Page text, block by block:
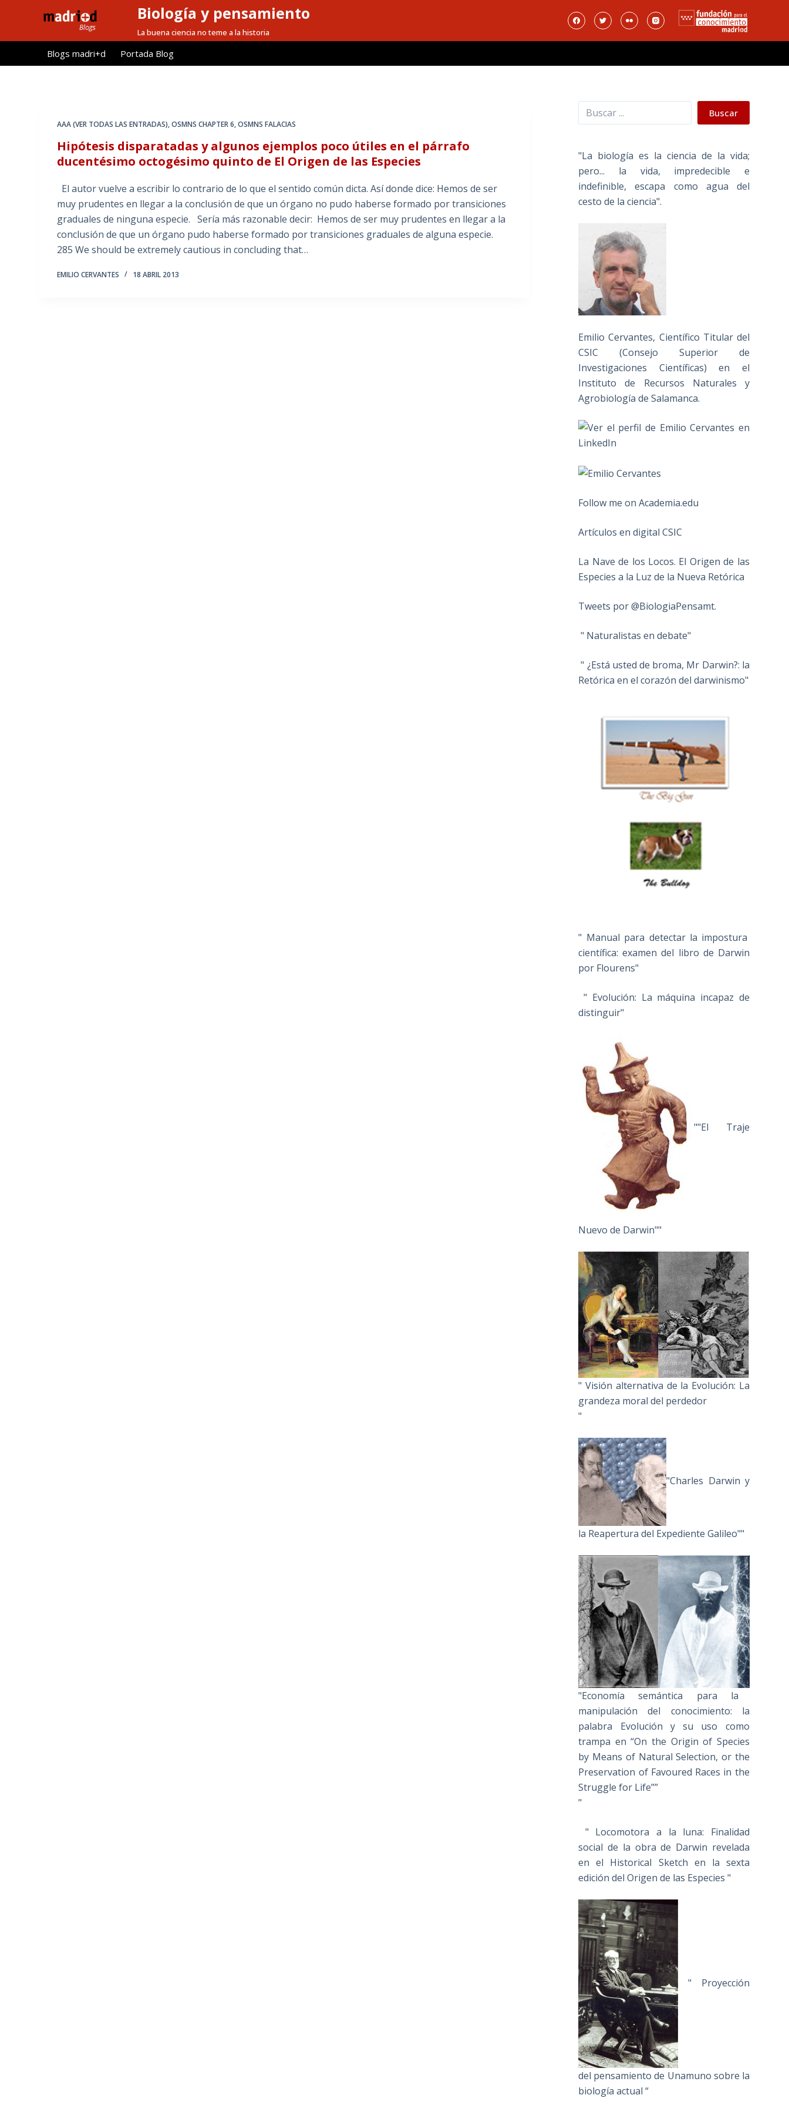
l
Biología y pensamiento
La buena ciencia no teme a la historia
Blogs madri+d Portada Blog
AAA (VER TODAS LAS ENTRADAS),OSMNS CHAPTER 6,OSMNS FALACIAS
Hipótesis disparatadas y algunos ejemplos poco útiles en el párrafo
ducentésimo octogésimo quinto de El Origen de las Especies
El autor vuelve a escribir lo contrario de lo que el sentido común dicta. Así donde dice: Hemos de ser
muy prudentes en llegar a la conclusión de que un órgano no pudo haberse formado por transiciones
graduales de ninguna especie. Sería más razonable decir: Hemos de ser muy prudentes en llegar a la
conclusión de que un órgano pudo haberse formado por transiciones graduales de alguna especie.
285 We should be extremely cautious in concluding that…
EMILIO CERVANTES 18 ABRIL 2013
Buscar Buscar
"La biología es la ciencia de la vida;
pero... la vida, impredecible e
indefinible, escapa como agua del
cesto de la ciencia".
Emilio Cervantes, Científico Titular del
CSIC (Consejo Superior de
Investigaciones Científicas) en el
Instituto de Recursos Naturales y
Agrobiología de Salamanca.
Follow me on Academia.edu
Artículos en digital CSIC
La Nave de los Locos. El Origen de las
Especies a la Luz de la Nueva Retórica
Tweets por @BiologiaPensamt.
" Naturalistas en debate"
" ¿Está usted de broma, Mr Darwin?: la
Retórica en el corazón del darwinismo"
" Manual para detectar la impostura
científica: examen del libro de Darwin
por Flourens"
" Evolución: La máquina incapaz de
distinguir"
""El Traje
Nuevo de Darwin""
" Visión alternativa de la Evolución: La
grandeza moral del perdedor
"
"Charles Darwin y
la Reapertura del Expediente Galileo""
"Economía semántica para la
manipulación del conocimiento: la
palabra Evolución y su uso como
trampa en “On the Origin of Species
by Means of Natural Selection, or the
Preservation of Favoured Races in the
Struggle for Life””
"
" Locomotora a la luna: Finalidad
social de la obra de Darwin revelada
en el Historical Sketch en la sexta
edición del Origen de las Especies "
" Proyección
del pensamiento de Unamuno sobre la
biología actual “